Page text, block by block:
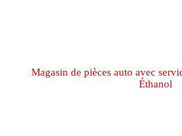
Magasin de pièces auto avec
Éthanol